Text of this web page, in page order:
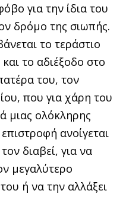
για την ίδια του
δρόμο της σιωπής.
το τεράστιο
το αδιέξοδο στο
του, τον
που για χάρη του
μιας ολόκληρης
ανοίγεται
διαβεί, για να
μεγαλύτερο
ή να την αλλάξει